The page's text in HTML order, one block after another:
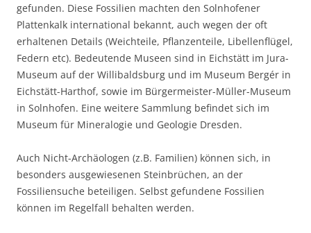
gefunden. Diese Fossilien machten den Solnhofener
Plattenkalk international bekannt, auch wegen der oft
erhaltenen Details (Weichteile, Pflanzenteile, Libellenflügel,
Federn etc). Bedeutende Museen sind in Eichstätt im Jura-
Museum auf der Willibaldsburg und im Museum Bergér in
Eichstätt-Harthof, sowie im Bürgermeister-Müller-Museum
in Solnhofen. Eine weitere Sammlung befindet sich im
Museum für Mineralogie und Geologie Dresden.
Auch Nicht-Archäologen (z.B. Familien) können sich, in
besonders ausgewiesenen Steinbrüchen, an der
Fossiliensuche beteiligen. Selbst gefundene Fossilien
können im Regelfall behalten werden.